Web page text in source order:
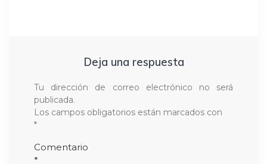
Deja una respuesta
Tu dirección de correo electrónico no será
publicada.
Los campos obligatorios están marcados con
*
Comentario
*